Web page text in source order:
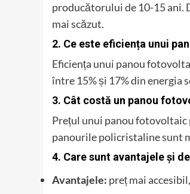
producătorului de 10-15 ani.
mai scăzut.
2. Ce este eficiența unui
Eficiența unui panou
între 15% și 17% din energia
3. Cât costă un panou
Prețul unui panou
panourile policristaline sunt
4. Care sunt avantajele și
Avantajele: preț mai